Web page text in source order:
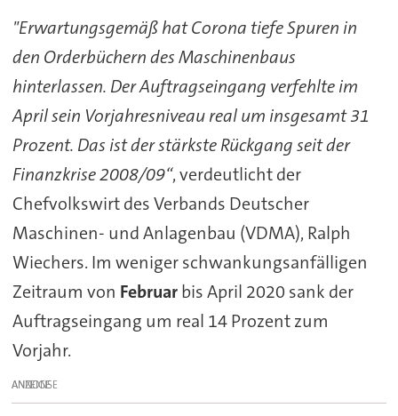
"Erwartungsgemäß hat Corona tiefe Spuren in
den Orderbüchern des Maschinenbaus
hinterlassen. Der Auftragseingang verfehlte im
April sein Vorjahresniveau real um insgesamt 31
Prozent. Das ist der stärkste Rückgang seit der
Finanzkrise 2008/09“, verdeutlicht der
Chefvolkswirt des Verbands Deutscher
Maschinen- und Anlagenbau (VDMA), Ralph
Wiechers. Im weniger schwankungsanfälligen
Zeitraum von Februarbis April 2020 sank der
Auftragseingang um real 14 Prozent zum
Vorjahr.
ANZEIGE